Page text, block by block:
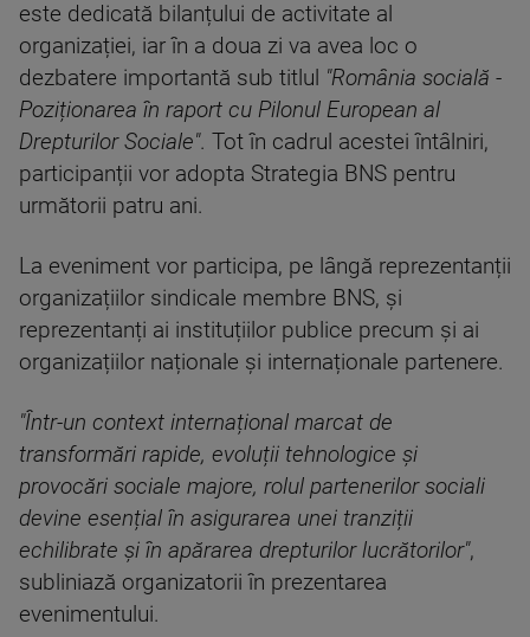
este dedicată bilanțului de activitate al
organizației, iar în a doua zi va avea loc o
dezbatere importantă sub titlul "România socială -
Poziționarea în raport cu Pilonul European al
Drepturilor Sociale". Tot în cadrul acestei întâlniri,
participanții vor adopta Strategia BNS pentru
următorii patru ani.
La eveniment vor participa, pe lângă reprezentanții
organizațiilor sindicale membre BNS, și
reprezentanți ai instituțiilor publice precum și ai
organizațiilor naționale și internaționale partenere.
"Într-un context internațional marcat de
transformări rapide, evoluții tehnologice și
provocări sociale majore, rolul partenerilor sociali
devine esențial în asigurarea unei tranziții
echilibrate și în apărarea drepturilor lucrătorilor",
subliniază organizatorii în prezentarea
evenimentului.